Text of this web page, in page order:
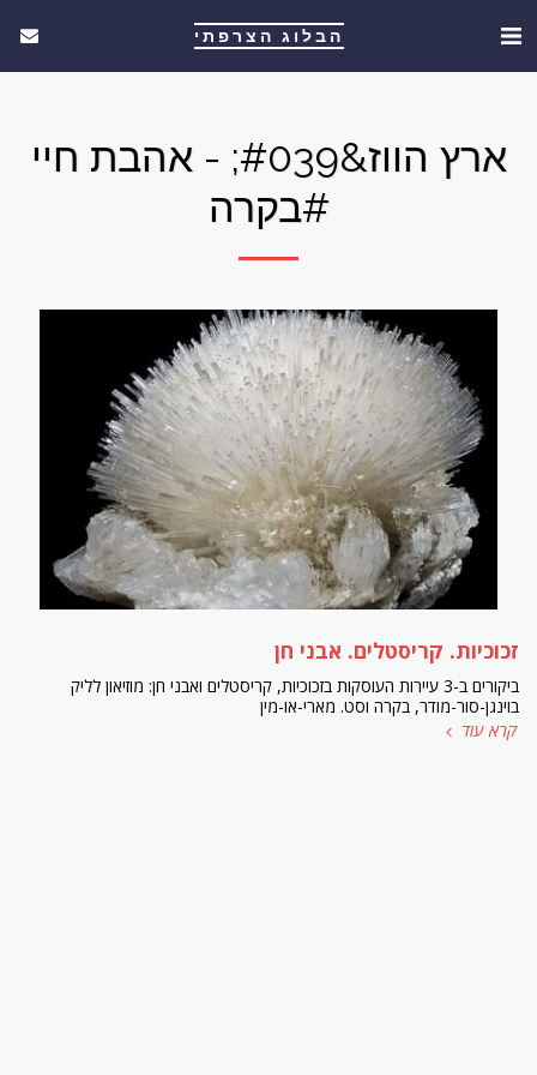
הבלוג הצרפתי
ארץ הווז&#039; - אהבת חיי
#בקרה
זכוכיות. קריסטלים. אבני חן
ביקורים ב-3 עיירות העוסקות בזכוכיות, קריסטלים ואבני חן: מוזיאון לליק
בוינגן-סור-מודר, בקרה וסט. מארי-או-מין
קרא עוד